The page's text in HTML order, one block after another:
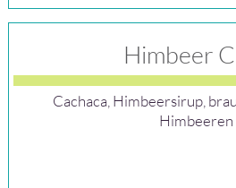
Himbeer
Cachaca, Himbeersirup,
Himbeeren